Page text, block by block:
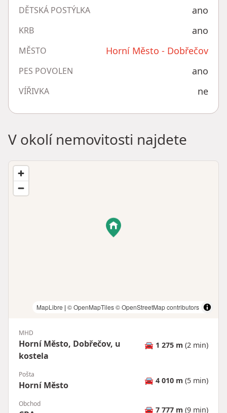
DĚTSKÁ POSTÝLKA ano
KRB ano
MĚSTO Horní Město - Dobřečov
PES POVOLEN ano
VÍŘIVKA ne
V okolí nemovitosti najdete
MapLibre | © OpenMapTiles© OpenStreetMap contributors
MHD
Horní Město, Dobřečov, u
kostela
🚘 1 275 m (2 min)
Pošta
Horní Město 🚘 4 010 m (5 min)
Obchod
🚘 7 777 m (9 min)